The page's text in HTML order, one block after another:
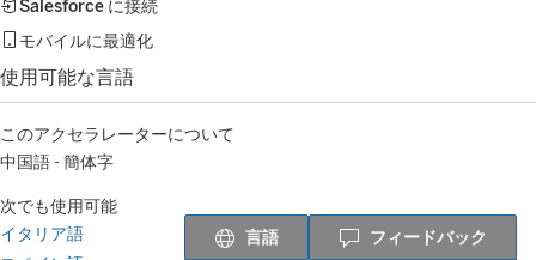
Salesforce に接続
モバイルに最適化
使用可能な言語
このアクセラレーターについて
中国語 - 簡体字
次でも使用可能
イタリア語
言語 フィードバック